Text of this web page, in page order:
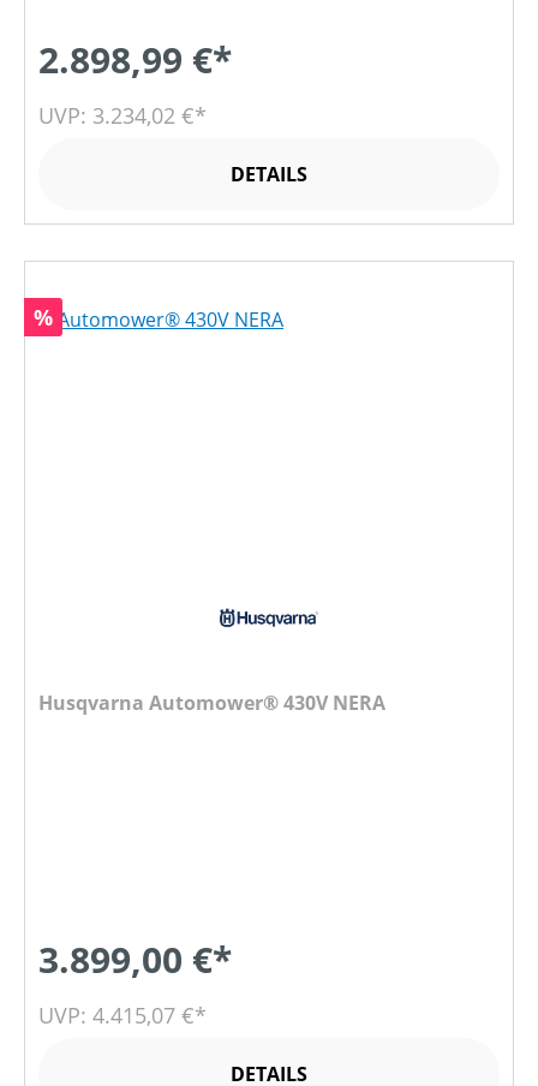
2.898,99 €*
UVP: 3.234,02 €*
DETAILS
Rabatt
%
Husqvarna Automower® 430V NERA
3.899,00 €*
UVP: 4.415,07 €*
DETAILS